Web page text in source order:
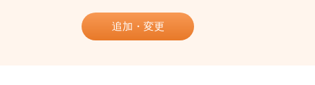
追加・変更